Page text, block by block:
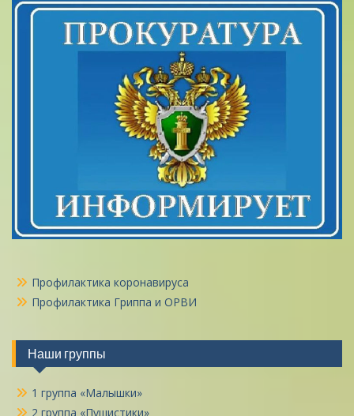
Профилактика коронавируса
Профилактика Гриппа и ОРВИ
Наши группы
1 группа «Малышки»
2 группа «Пушистики»